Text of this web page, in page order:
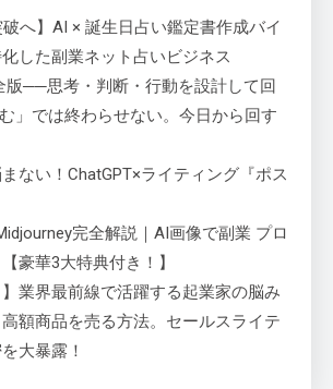
へ】AI × 誕生日占い鑑定書作成バイ
した副業ネット占いビジネス
版──思考・判断・行動を設計して回
」では終わらせない。今日から回す
ない！ChatGPT×ライティング『ポス
完全解説｜AI画像で副業 プロ
豪華3大特典付き！】
】業界最前線で活躍する起業家の脳み
額商品を売る方法。セールスライテ
大暴露！